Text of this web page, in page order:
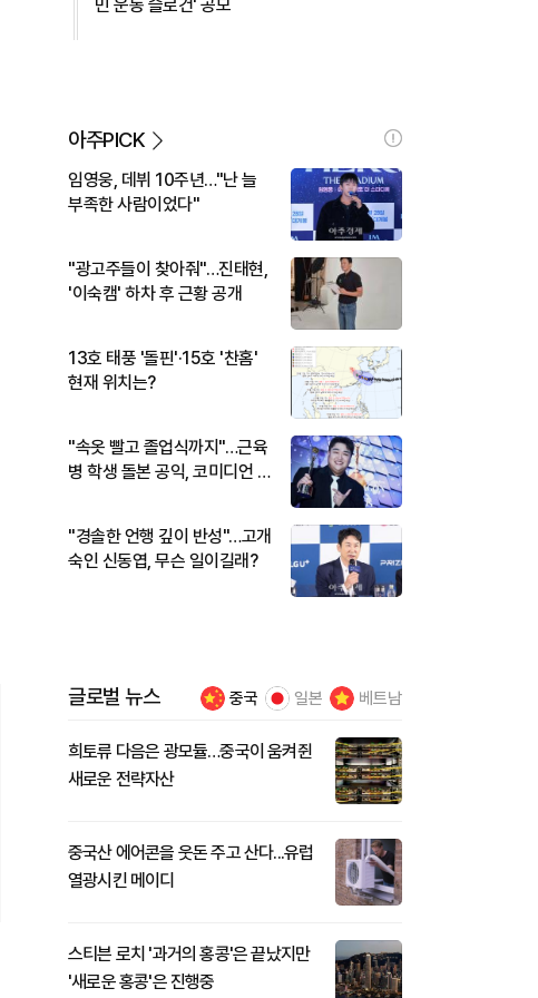
민 운동 슬로건' 공모
아주PICK
임영웅, 데뷔 10주년…"난 늘
부족한 사람이었다"
"광고주들이 찾아줘"…진태현,
'이숙캠' 하차 후 근황 공개
13호 태풍 '돌핀'·15호 '찬홈'
현재 위치는?
"속옷 빨고 졸업식까지"…근육
병 학생 돌본 공익, 코미디언 김
"경솔한 언행 깊이 반성"…고개
숙인 신동엽, 무슨 일이길래?
글로벌 뉴스 중국 일본 베트남
희토류 다음은 광모듈…중국이 움켜쥔
새로운 전략자산
중국산 에어콘을 웃돈 주고 산다...유럽
열광시킨 메이디
스티븐 로치 '과거의 홍콩'은 끝났지만
'새로운 홍콩'은 진행중